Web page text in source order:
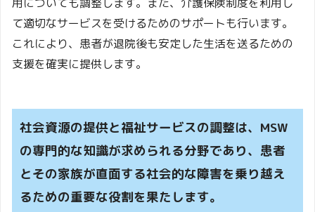
て適切なサービスを受けるためのサポートも行います。
これにより、患者が退院後も安定した生活を送るための
支援を確実に提供します。
社会資源の提供と福祉サービスの調整は、MSW
の専門的な知識が求められる分野であり、患者
とその家族が直面する社会的な障害を乗り越え
るための重要な役割を果たします。